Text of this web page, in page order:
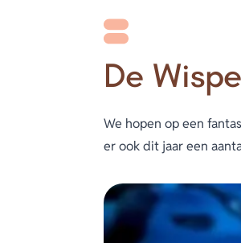
De
We hopen op een
er ook dit jaar een